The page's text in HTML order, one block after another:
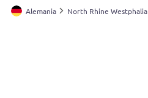
Argentina
Alemania North Rhine Westphalia